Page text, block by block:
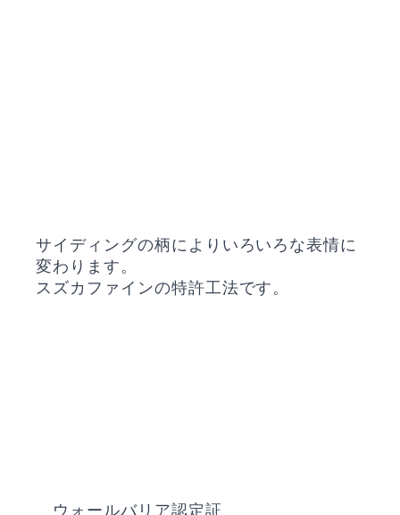
サイディングの柄によりいろいろな表情に
変わります。
スズカファインの特許工法です。
ウォールバリア認定証